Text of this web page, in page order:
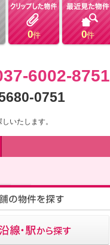
0件 0件
6002-8751
0751
いたします。